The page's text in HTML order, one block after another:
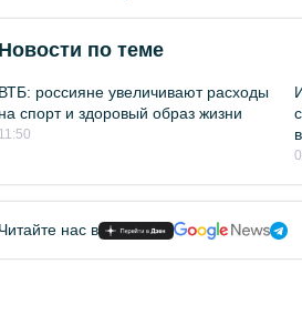
Новости по теме
ВТБ: россияне увеличивают расходы
на спорт и здоровый образ жизни
11:50
Читайте нас в